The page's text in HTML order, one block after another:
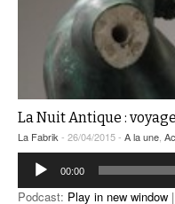
La Nuit Antique :
La Fabrik - 26/04/2015 - A la une
Lecteur
audio
00:00
Podcast: Play in new window |